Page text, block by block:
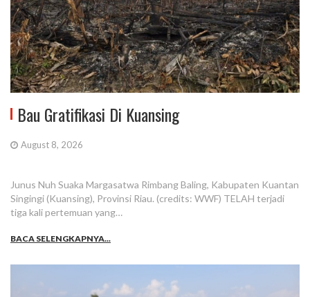
Bau Gratifikasi Di Kuansing
August 8, 2026
Junus Nuh Suaka Margasatwa Rimbang Baling, Kabupaten Kuantan
Singingi (Kuansing), Provinsi Riau. (credits: WWF) TELAH terjadi
tiga kali pertemuan yang…
BACA SELENGKAPNYA...